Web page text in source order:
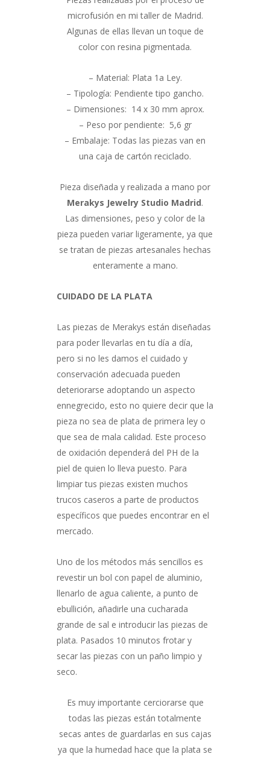
microfusión en mi taller de Madrid.
Algunas de ellas llevan un toque de
color con resina pigmentada.
– Material: Plata 1a Ley.
– Tipología: Pendiente tipo gancho.
– Dimensiones: 14 x 30 mm aprox.
– Peso por pendiente: 5,6 gr
– Embalaje: Todas las piezas van en
una caja de cartón reciclado.
Pieza diseñada y realizada a mano por
Merakys Jewelry Studio Madrid.
Las dimensiones, peso y color de la
pieza pueden variar ligeramente, ya que
se tratan de piezas artesanales hechas
enteramente a mano.
CUIDADO DE LA PLATA
Las piezas de Merakys están diseñadas
para poder llevarlas en tu día a día,
pero si no les damos el cuidado y
conservación adecuada pueden
deteriorarse adoptando un aspecto
ennegrecido, esto no quiere decir que la
pieza no sea de plata de primera ley o
que sea de mala calidad. Este proceso
de oxidación dependerá del PH de la
piel de quien lo lleva puesto. Para
limpiar tus piezas existen muchos
trucos caseros a parte de productos
específicos que puedes encontrar en el
mercado.
Uno de los métodos más sencillos es
revestir un bol con papel de aluminio,
llenarlo de agua caliente, a punto de
ebullición, añadirle una cucharada
grande de sal e introducir las piezas de
plata. Pasados 10 minutos frotar y
secar las piezas con un paño limpio y
seco.
Es muy importante cerciorarse que
todas las piezas están totalmente
secas antes de guardarlas en sus cajas
ya que la humedad hace que la plata se